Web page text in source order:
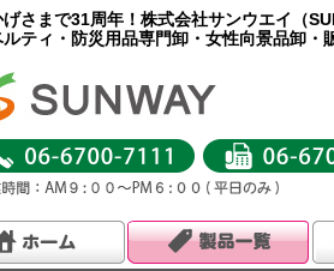
げさまで31周年！株式会社サンウエイ（
ルティ・防災用品専門卸・女性向景品卸・